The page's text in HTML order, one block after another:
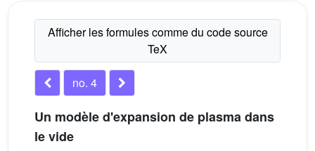
no. 4
Un modèle d'expansion de plasma dans
le vide